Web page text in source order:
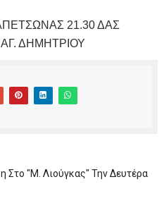
21.30 ΔΑΣ
ΔΗΜΗΤΡΙΟΥ
Στο "Μ. Λιούγκας" Την Δευτέρα